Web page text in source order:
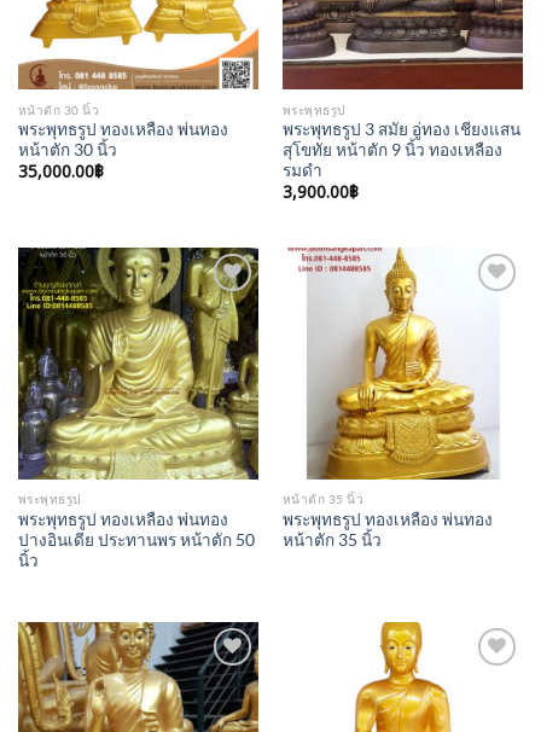
หน้าตัก 30 นิ้ว
พระพุทธรูป ทองเหลือง พ่นทอง
หน้าตัก 30 นิ้ว
35,000.00฿
พระพุทธรูป
พระพุทธรูป 3 สมัย อู่ทอง เชียงแสน
สุโขทัย หน้าตัก 9 นิ้ว ทองเหลือง
รมดำ
3,900.00฿
Add to
Wishlist
พระพุทธรูป
พระพุทธรูป ทองเหลือง พ่นทอง
ปางอินเดีย ประทานพร หน้าตัก 50
นิ้ว
หน้าตัก 35 นิ้ว
พระพุทธรูป ทองเหลือง พ่นทอง
หน้าตัก 35 นิ้ว
Add to
Wishlist